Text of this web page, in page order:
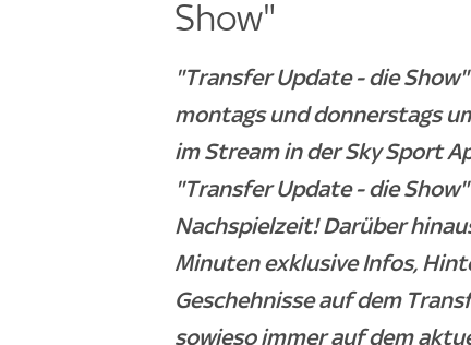
Show"
"Transfer Update - die
montags und donnerstags
im Stream in der Sky Sport
"Transfer Update - die
Nachspielzeit! Darüber
Minuten exklusive Infos,
Geschehnisse auf dem
sowieso immer auf dem